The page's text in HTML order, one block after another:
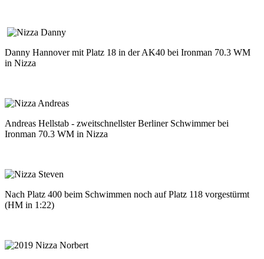
Danny Hannover mit Platz 18 in der AK40 bei Ironman 70.3 WM
in Nizza
Andreas Hellstab - zweitschnellster Berliner Schwimmer bei
Ironman 70.3 WM in Nizza
Nach Platz 400 beim Schwimmen noch auf Platz 118 vorgestürmt
(HM in 1:22)